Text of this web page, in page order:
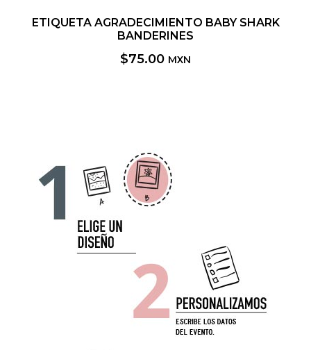
ETIQUETA AGRADECIMIENTO BABY SHARK
BANDERINES
$75.00 MXN